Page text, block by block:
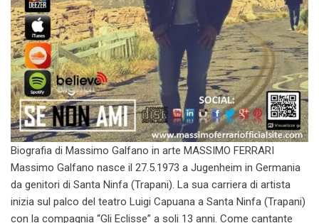
Biografia di Massimo Galfano in arte MASSIMO FERRARI
Massimo Galfano nasce il 27.5.1973 a Jugenheim in Germania
da genitori di Santa Ninfa (Trapani). La sua carriera di artista
inizia sul palco del teatro Luigi Capuana a Santa Ninfa (Trapani)
con la compagnia “Gli Eclisse” a soli 13 anni. Come cantante